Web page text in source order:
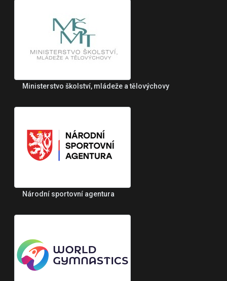
Ministerstvo školství, mládeže a tělovýchovy
Národní sportovní agentura